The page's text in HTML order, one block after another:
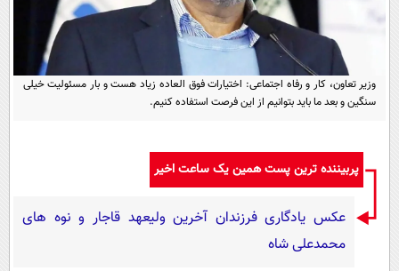
اخبار کریپتو
باشگاه مغز
مجله تصویری سلاح
اقتصاد
سیاست
فناوری
حوادث
عصر ایران 2
خواندنی ها و دیدنی ها
داستان کوتاه
روانشناسی
دانلود
آموزش زبان
وزیر تعاون، کار و رفاه اجتماعی: اختیارات فوق العاده زیاد هست و بار مسئولیت خیلی
سنگین و بعد ما باید بتوانیم از این فرصت استفاده کنیم.
پربیننده ترین پست همین یک ساعت اخیر
عکس یادگاری فرزندان آخرین ولیعهد قاجار و نوه های
محمدعلی شاه